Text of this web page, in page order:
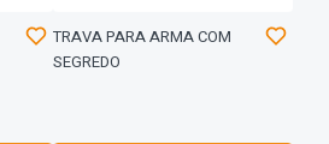
TRAVA PARA ARMA COM
SEGREDO